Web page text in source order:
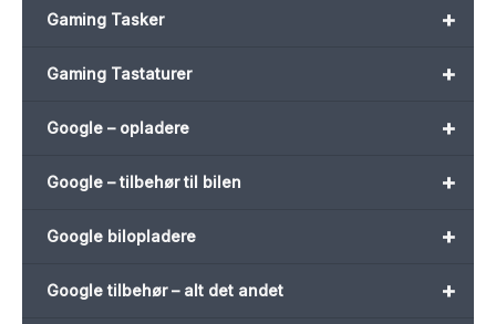
+
Gaming Tasker
+
Gaming Tastaturer
+
Google – opladere
+
Google – tilbehør til bilen
+
Google bilopladere
+
Google tilbehør – alt det andet